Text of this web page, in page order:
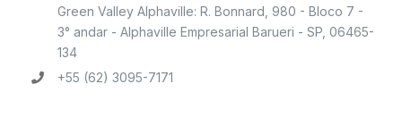
Green Valley Alphaville: R. Bonnard, 980 - Bloco 7 -
3° andar - Alphaville Empresarial Barueri - SP, 06465-
134
+55 (62) 3095-7171